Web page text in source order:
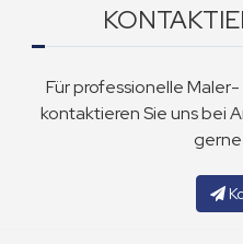
Für professionelle
kontaktieren Sie uns bei